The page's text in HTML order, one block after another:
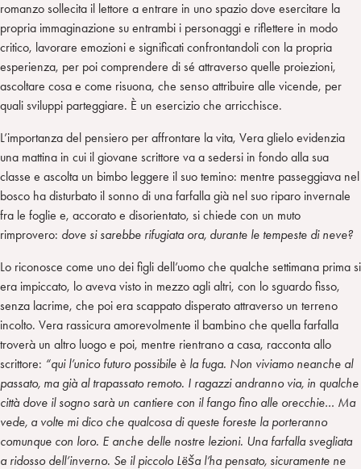
romanzo sollecita il lettore a entrare in uno spazio dove esercitare la
propria immaginazione su entrambi i personaggi e riflettere in modo
critico, lavorare emozioni e significati confrontandoli con la propria
esperienza, per poi comprendere di sé attraverso quelle proiezioni,
ascoltare cosa e come risuona, che senso attribuire alle vicende, per
quali sviluppi parteggiare. È un esercizio che arricchisce.
L’importanza del pensiero per affrontare la vita, Vera glielo evidenzia
una mattina in cui il giovane scrittore va a sedersi in fondo alla sua
classe e ascolta un bimbo leggere il suo temino: mentre passeggiava nel
bosco ha disturbato il sonno di una farfalla già nel suo riparo invernale
fra le foglie e, accorato e disorientato, si chiede con un muto
rimprovero: dove si sarebbe rifugiata ora, durante le tempeste di neve?
Lo riconosce come uno dei figli dell’uomo che qualche settimana prima si
era impiccato, lo aveva visto in mezzo agli altri, con lo sguardo fisso,
senza lacrime, che poi era scappato disperato attraverso un terreno
incolto. Vera rassicura amorevolmente il bambino che quella farfalla
troverà un altro luogo e poi, mentre rientrano a casa, racconta allo
scrittore: “qui l’unico futuro possibile è la fuga. Non viviamo neanche al
passato, ma già al trapassato remoto. I ragazzi andranno via, in qualche
città dove il sogno sarà un cantiere con il fango fino alle orecchie… Ma
vede, a volte mi dico che qualcosa di queste foreste la porteranno
comunque con loro. E anche delle nostre lezioni. Una farfalla svegliata
a ridosso dell’inverno. Se il piccolo Lëša l’ha pensato, sicuramente ne